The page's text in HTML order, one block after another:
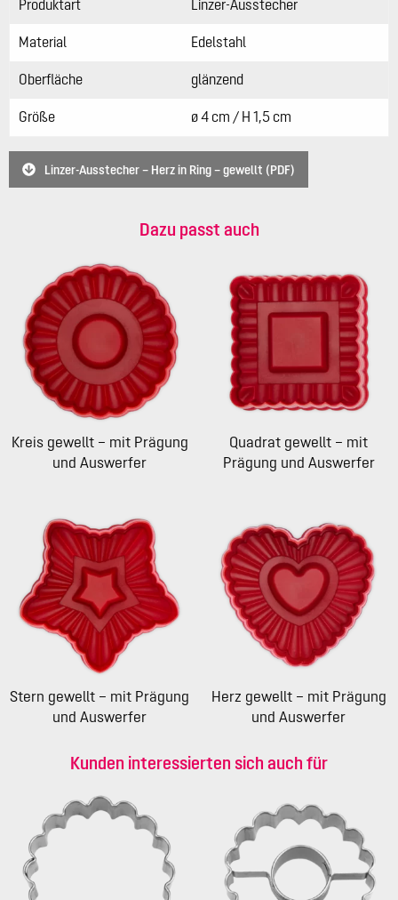
Produktart Linzer-Ausstecher
Material Edelstahl
Oberfläche glänzend
Größe ø 4 cm / H 1,5 cm
Linzer-Ausstecher – Herz in Ring – gewellt (PDF)
Dazu passt auch
Kreis gewellt – mit Prägung
und Auswerfer
Quadrat gewellt – mit
Prägung und Auswerfer
Stern gewellt – mit Prägung
und Auswerfer
Herz gewellt – mit Prägung
und Auswerfer
Kunden interessierten sich auch für